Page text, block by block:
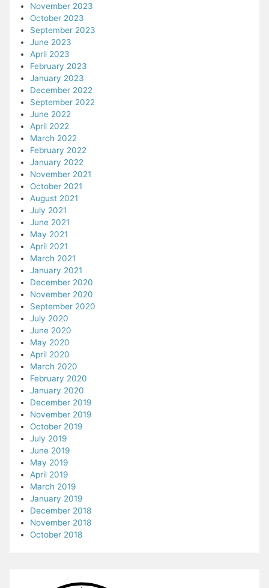
November 2023
October 2023
September 2023
June 2023
April 2023
February 2023
January 2023
December 2022
September 2022
June 2022
April 2022
March 2022
February 2022
January 2022
November 2021
October 2021
August 2021
July 2021
June 2021
May 2021
April 2021
March 2021
January 2021
December 2020
November 2020
September 2020
July 2020
June 2020
May 2020
April 2020
March 2020
February 2020
January 2020
December 2019
November 2019
October 2019
July 2019
June 2019
May 2019
April 2019
March 2019
January 2019
December 2018
November 2018
October 2018